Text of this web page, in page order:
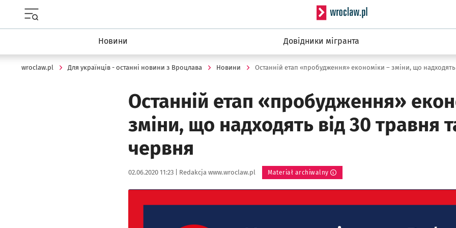
Serwis informacyjny
Новини Довідники мігранта
wroclaw.pl Для українців - останні новини з Вроцлава Новини
Останній етап «пробудження»
зміни, що надходять від 30 травня
червня
Data publikacji:
02.06.2020 11:23 | Autor:
Redakcja www.wroclaw.pl Materiał archiwalny